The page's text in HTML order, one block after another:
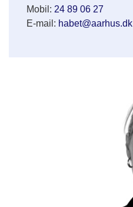
Mobil: 24 89 06 27
E-mail: habet@aarhus.dk